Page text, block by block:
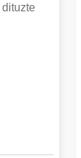
dituzte